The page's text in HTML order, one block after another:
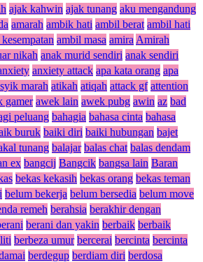
ajak kahwin ajak tunang aku mengandung
amarah ambik hati ambil berat ambil hati
ambil masa amira Amirah
nikah anak murid sendiri anak sendiri
anxiety attack apa kata orang apa
marah atikah atiqah attack gf attention
gamer awek lain awek pubg awin az bad
peluang bahagia bahasa cinta bahasa
buruk baiki diri baiki hubungan bajet
tunang balajar balas chat balas dendam
ex bangcij Bangcik bangsa lain Baran
bekas kekasih bekas orang bekas teman
belum bekerja belum bersedia belum move
remeh berahsia berakhir dengan
berani dan yakin berbaik berbaik
berbeza umur bercerai bercinta bercinta
berdegup berdiam diri berdosa